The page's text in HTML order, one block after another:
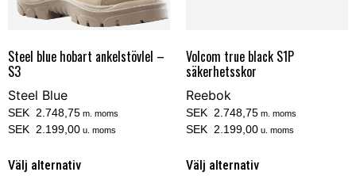
Steel blue hobart ankelstövlel –
S3
Steel Blue
SEK 2.748,75 m. moms
SEK 2.199,00 u. moms
Välj alternativ
Volcom true black S1P
säkerhetsskor
Reebok
SEK 2.748,75 m. moms
SEK 2.199,00 u. moms
Välj alternativ